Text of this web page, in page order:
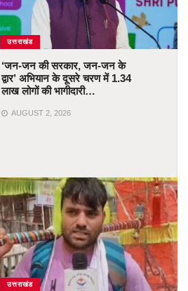
उत्तराखंड
‘जन-जन की सरकार, जन-जन के
द्वार’ अभियान के दूसरे चरण में 1.34
लाख लोगों की भागीदारी…
AUGUST 2, 2026
उत्तराखंड